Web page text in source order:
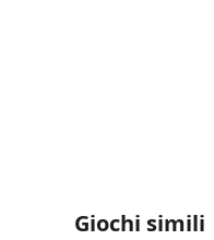
Giochi simili